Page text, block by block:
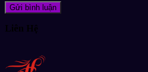
Liên Hệ